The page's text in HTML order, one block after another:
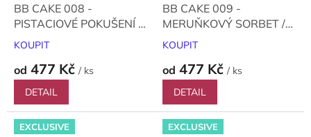
BB CAKE 008 -
PISTACIOVÉ POKUŠENÍ /
5nitka
KOUPIT
od 477 Kč / ks
DETAIL
BB CAKE 009 -
MERUŇKOVÝ SORBET /
5nitka
KOUPIT
od 477 Kč / ks
DETAIL
EXCLUSIVE EXCLUSIVE